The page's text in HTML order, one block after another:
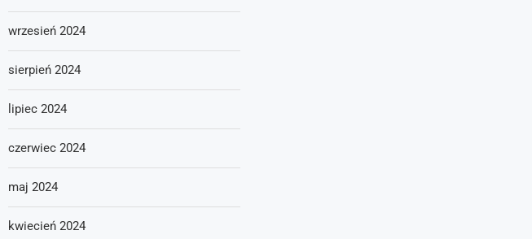
wrzesień 2024
sierpień 2024
lipiec 2024
czerwiec 2024
maj 2024
kwiecień 2024